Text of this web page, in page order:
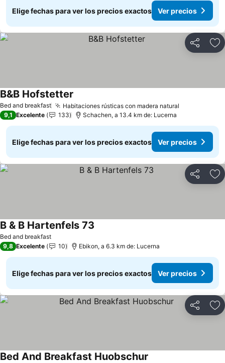
Elige fechas para ver los precios exactos Ver precios
Compartir
Bed and breakfast Habitaciones rústicas con madera natural
B&B Hofstetter
9,1 Excelente 133 Schachen, a 13.4 km de: Lucerna
Elige fechas para ver los precios exactos Ver precios
Compartir
Bed and breakfast
B & B Hartenfels 73
9,8 Excelente 10 Ebikon, a 6.3 km de: Lucerna
Elige fechas para ver los precios exactos Ver precios
Compartir
Bed And Breakfast Huobschur